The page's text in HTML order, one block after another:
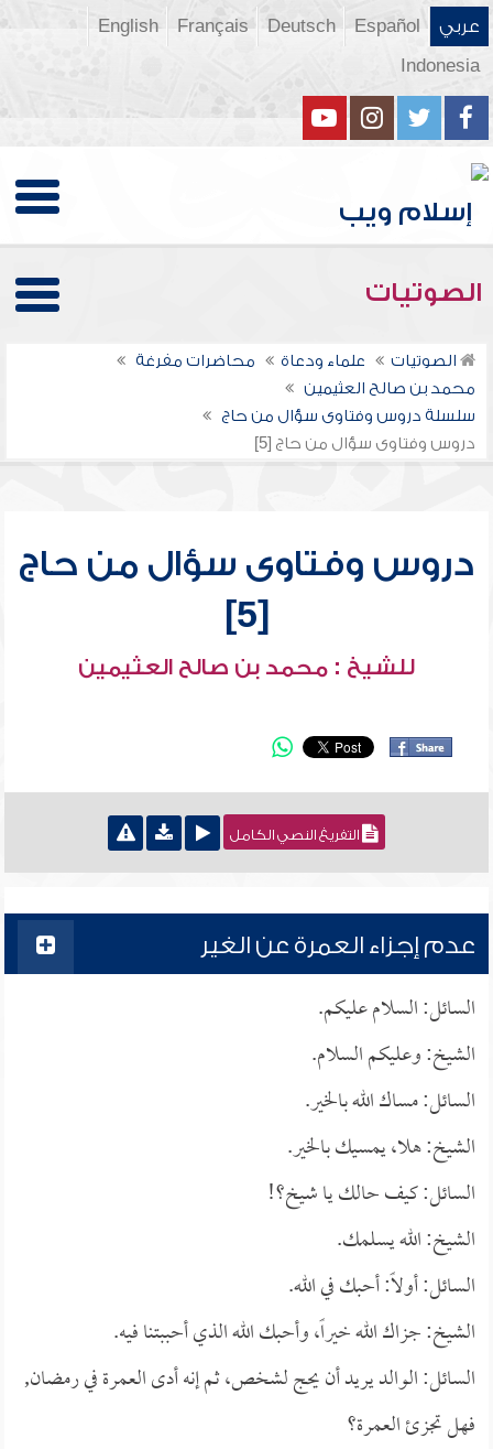
عربي Español
Deutsch
Français
English
Indonesia
الصوتيات
الصوتيات علماء ودعاة
محاضرات مفرغة
محمد بن صالح العثيمين
سلسلة دروس وفتاوى سؤال من حاج
دروس وفتاوى سؤال من حاج [5]
دروس وفتاوى سؤال من حاج
[5]
للشيخ : محمد بن صالح العثيمين
التفريغ النصي الكامل
عدم إجزاء العمرة عن الغير
السائل: السلام عليكم.
الشيخ: وعليكم السلام.
السائل: مساك الله بالخير.
الشيخ: هلا، يمسيك بالخير.
السائل: كيف حالك يا شيخ؟!
الشيخ: الله يسلمك.
السائل: أولاً: أحبك في الله.
الشيخ: جزاك الله خيراً، وأحبك الله الذي أحببتنا فيه.
السائل: الوالد يريد أن يحج لشخص، ثم إنه أدى العمرة في رمضان,
فهل تجزئ العمرة؟